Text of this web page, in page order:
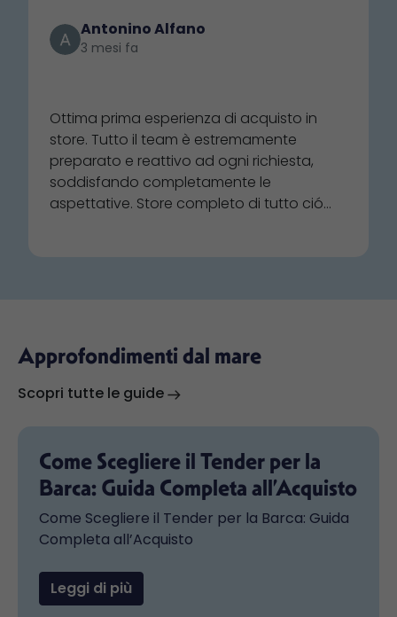
non bisognerebbe interagire con gli
acquirenti al dettaglio: cosa che i
migliorare: 5 stelle alla carriera, quando
non ne avranno più e scompariranno. Mi
auguro mai.
Antonino Alfano
3 mesi fa
Ottima prima esperienza di acquisto in
store. Tutto il team è estremamente
preparato e reattivo ad ogni richiesta,
soddisfando completamente le
aspettative. Store completo di tutto ció
Approfondimenti dal mare
Scopri tutte le guide
Come Scegliere il Tender per la
Barca: Guida Completa all’Acquisto
Come Scegliere il Tender per la Barca: Guida
Completa all’Acquisto
Leggi di più